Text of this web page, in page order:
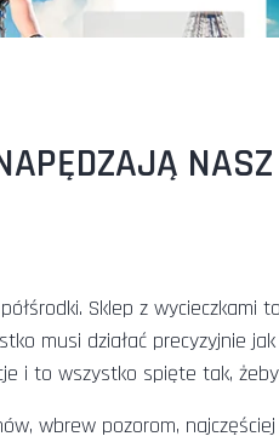
Sklep z wycieczkami
musi działać precyzyjnie
i to wszystko spięte tak,
wbrew pozorom,